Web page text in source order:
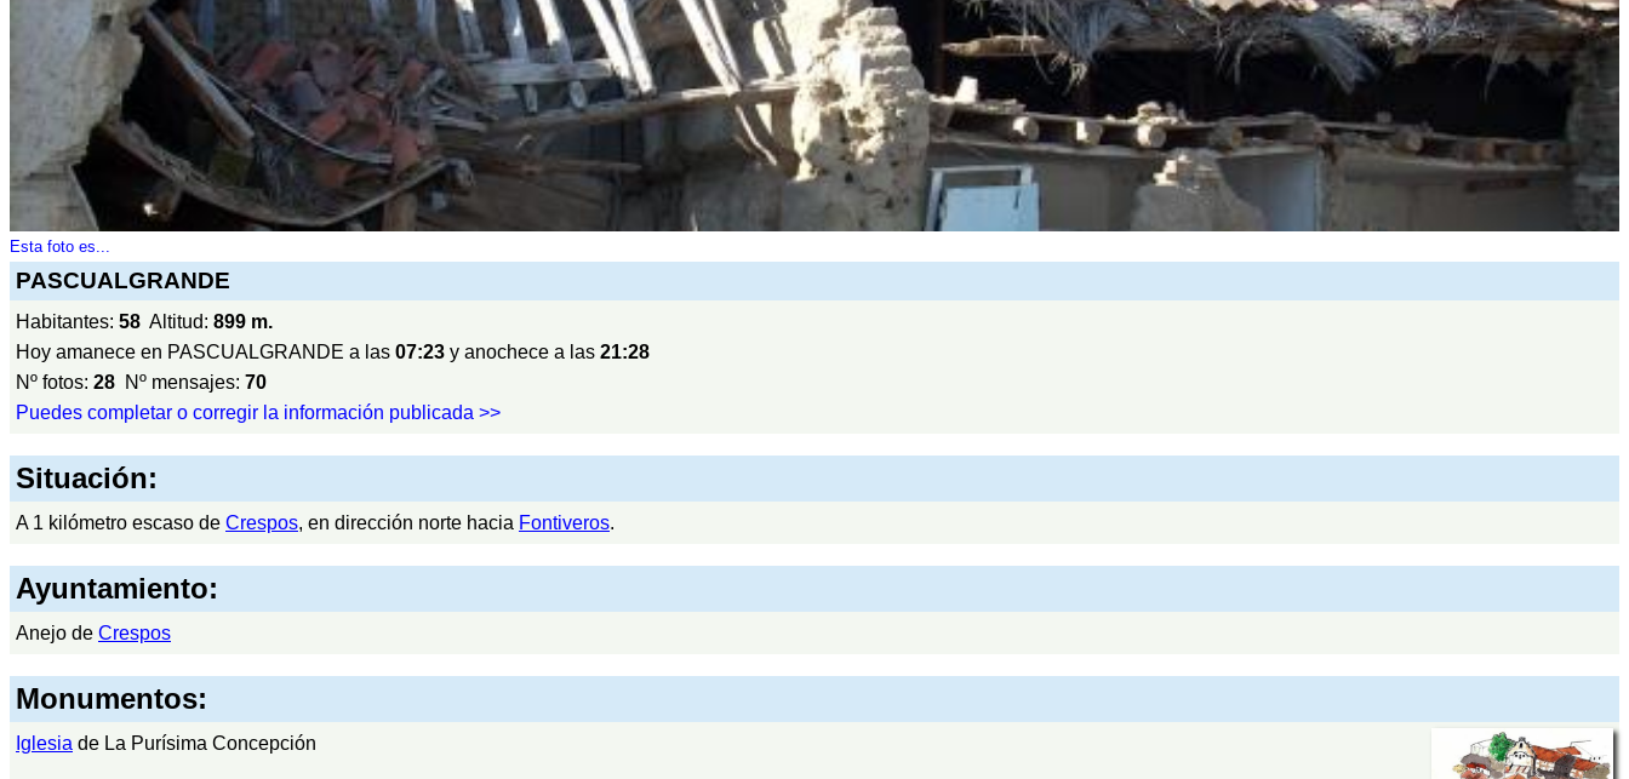
Esta foto es...
PASCUALGRANDE
Habitantes: 58 Altitud: 899 m.
Hoy amanece en PASCUALGRANDE a las 07:23 y anochece a las 21:28
Nº fotos: 28 Nº mensajes: 70
Puedes completar o corregir la información publicada >>
Situación:
A 1 kilómetro escaso de Crespos, en dirección norte hacia Fontiveros.
Ayuntamiento:
Anejo de Crespos
Monumentos:
Iglesia de La Purísima Concepción